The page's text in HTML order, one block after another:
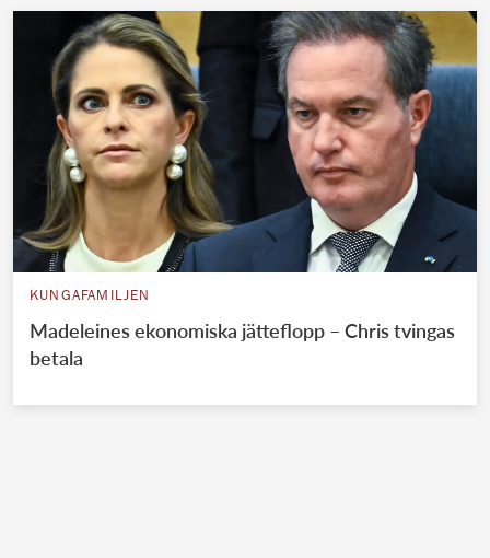
KUNGAFAMILJEN
Madeleines ekonomiska jätteflopp – Chris tvingas
betala